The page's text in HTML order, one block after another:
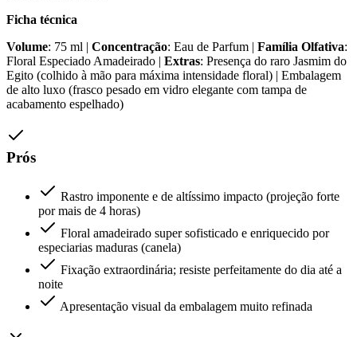
Ficha técnica
Volume: 75 ml | Concentração: Eau de Parfum | Família Olfativa:
Floral Especiado Amadeirado | Extras: Presença do raro Jasmim do
Egito (colhido à mão para máxima intensidade floral) | Embalagem
de alto luxo (frasco pesado em vidro elegante com tampa de
acabamento espelhado)
Prós
Rastro imponente e de altíssimo impacto (projeção forte
por mais de 4 horas)
Floral amadeirado super sofisticado e enriquecido por
especiarias maduras (canela)
Fixação extraordinária; resiste perfeitamente do dia até a
noite
Apresentação visual da embalagem muito refinada